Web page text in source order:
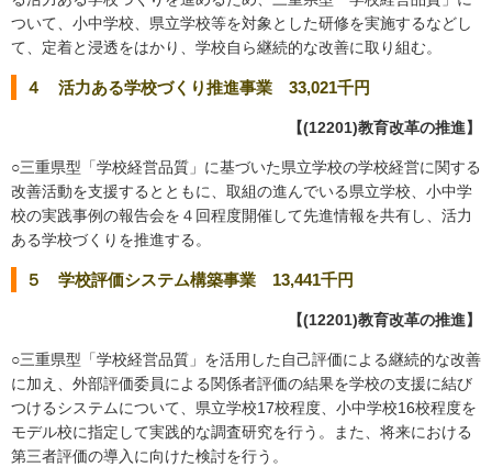
ついて、小中学校、県立学校等を対象とした研修を実施するなどし
て、定着と浸透をはかり、学校自ら継続的な改善に取り組む。
４ 活力ある学校づくり推進事業 33,021千円
【(12201)教育改革の推進】
○三重県型「学校経営品質」に基づいた県立学校の学校経営に関する
改善活動を支援するとともに、取組の進んでいる県立学校、小中学
校の実践事例の報告会を４回程度開催して先進情報を共有し、活力
ある学校づくりを推進する。
５ 学校評価システム構築事業 13,441千円
【(12201)教育改革の推進】
○三重県型「学校経営品質」を活用した自己評価による継続的な改善
に加え、外部評価委員による関係者評価の結果を学校の支援に結び
つけるシステムについて、県立学校17校程度、小中学校16校程度を
モデル校に指定して実践的な調査研究を行う。また、将来における
第三者評価の導入に向けた検討を行う。